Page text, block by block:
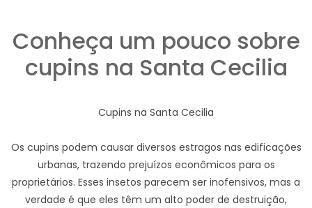
Conheça um pouco sobre
cupins na Santa Cecilia
Cupins na Santa Cecilia
Os cupins podem causar diversos estragos nas edificações
urbanas, trazendo prejuízos econômicos para os
proprietários. Esses insetos parecem ser inofensivos, mas a
verdade é que eles têm um alto poder de destruição,